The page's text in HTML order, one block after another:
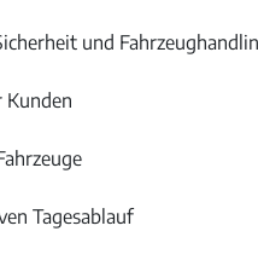
und
Tagesablauf